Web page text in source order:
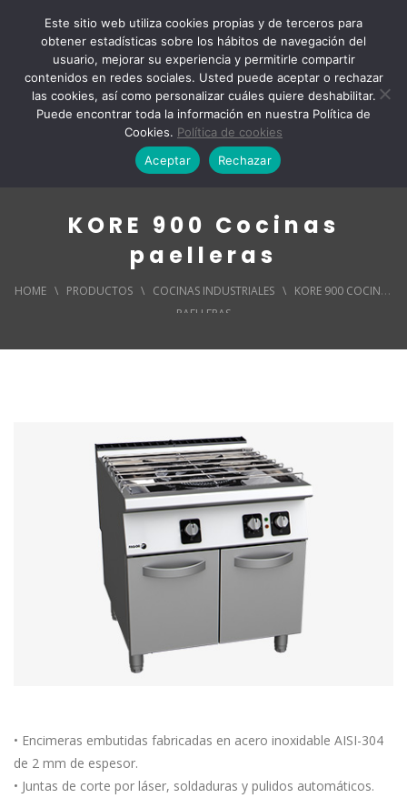
KORE 900 Cocinas
paelleras
HOME \ PRODUCTOS \ COCINAS INDUSTRIALES \
KORE 900 COCINAS
PAELLERAS
• Encimeras embutidas fabricadas en acero inoxidable AISI-304
de 2 mm de espesor.
• Juntas de corte por láser, soldaduras y pulidos automáticos.
Este sitio web utiliza cookies propias y de terceros para
obtener estadísticas sobre los hábitos de navegación del
usuario, mejorar su experiencia y permitirle compartir
contenidos en redes sociales. Usted puede aceptar o rechazar
las cookies, así como personalizar cuáles quiere deshabilitar.
Puede encontrar toda la información en nuestra Política de
Cookies. Política de cookies
Aceptar
Rechazar